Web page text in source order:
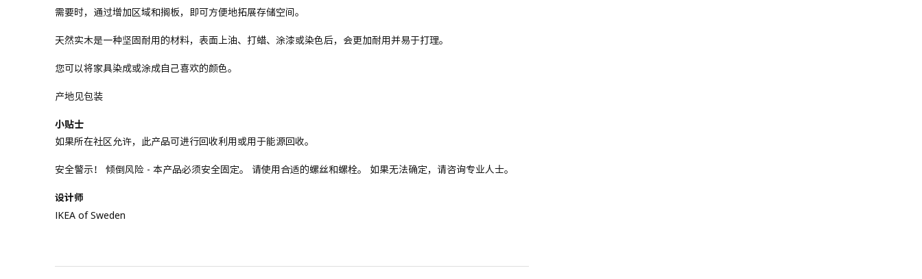
需要时，通过增加区域和搁板，即可方便地拓展存储空间。
天然实木是一种坚固耐用的材料，表面上油、打蜡、涂漆或染色后，会更加耐用并易于打理。
您可以将家具染成或涂成自己喜欢的颜色。
产地见包装
小贴士
如果所在社区允许，此产品可进行回收利用或用于能源回收。
安全警示！ 倾倒风险 - 本产品必须安全固定。 请使用合适的螺丝和螺栓。 如果无法确定，请咨询专业人士。
设计师
IKEA of Sweden